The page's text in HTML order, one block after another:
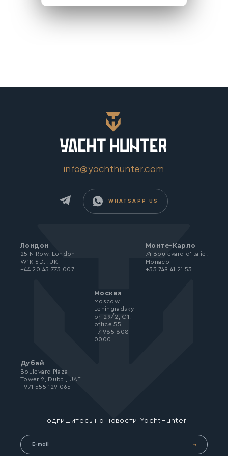
info@yachthunter.com
WHATSAPP US
Подпишитесь на новости YachtHunter
Лондон
25 N Row, London
W1K 6DJ, UK
+44 20 45 773 007
Монте-Карло
74 Boulevard d’Italie,
Monaco
+33 749 41 21 53
Москва
Moscow,
Leningradsky
pr. 29/2, G1,
office 55
+7 985 808
0000
Дубай
Boulevard Plaza
Tower 2, Dubai, UAE
+971 555 129 065